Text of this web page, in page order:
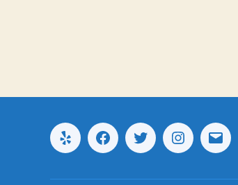
Yelp FacebookTwitterInstagram
E-